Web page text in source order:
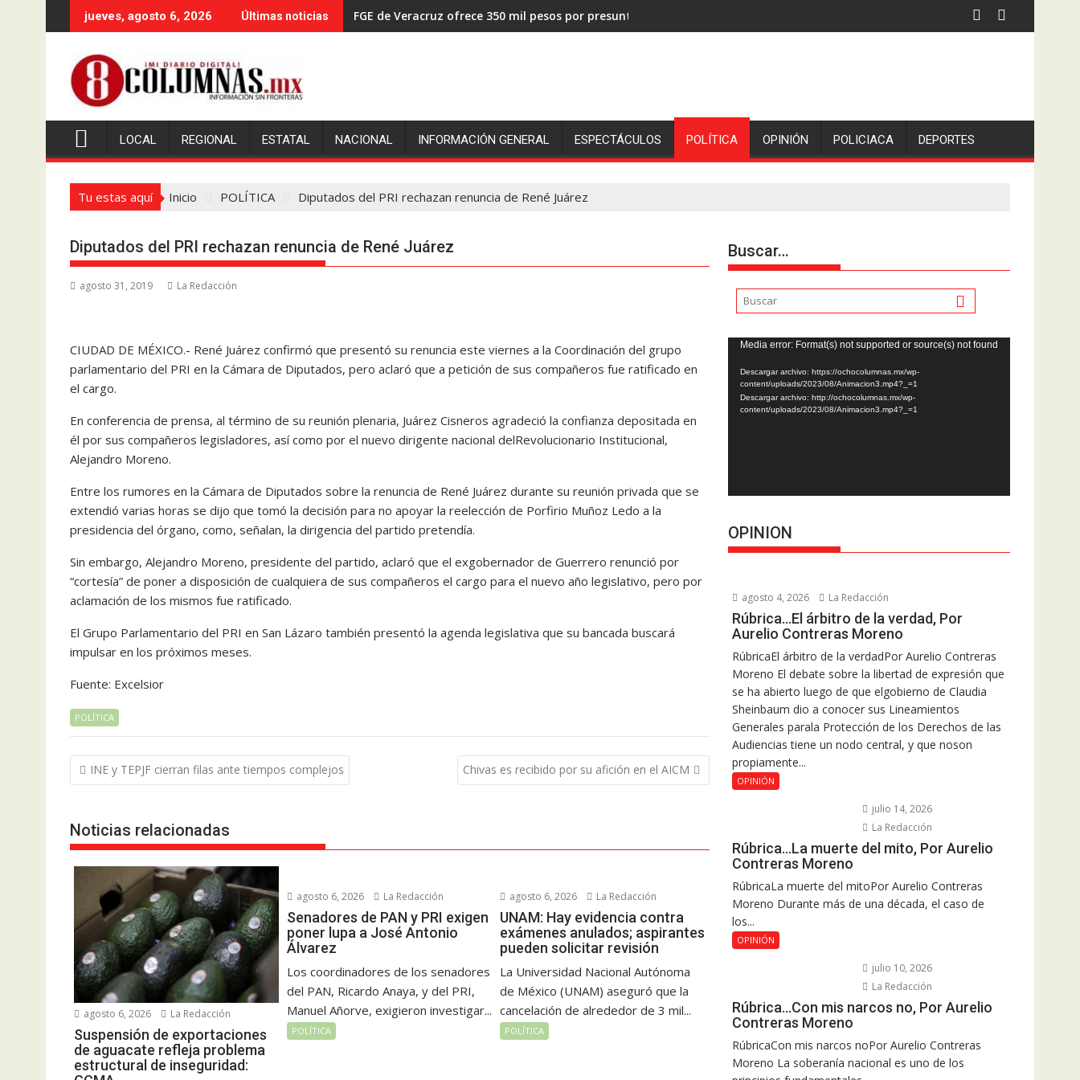
al
jueves, agosto 6, 2026 Últimas noticias FGE de Veracruz ofrece 350 mil pesos por presuntos asesinos de la comunicadora Avisack Douglas.
LOCAL REGIONAL ESTATAL NACIONAL INFORMACIÓN GENERAL ESPECTÁCULOS POLÍTICA OPINIÓN POLICIACA DEPORTES
Tu estas aquí Inicio POLÍTICA Diputados del PRI rechazan renuncia de René Juárez
Diputados del PRI rechazan renuncia de René Juárez
agosto 31, 2019 La Redacción
CIUDAD DE MÉXICO.- René Juárez confirmó que presentó su renuncia este viernes a la Coordinación del grupo
parlamentario del PRI en la Cámara de Diputados, pero aclaró que a petición de sus compañeros fue ratificado en
el cargo.
En conferencia de prensa, al término de su reunión plenaria, Juárez Cisneros agradeció la confianza depositada en
él por sus compañeros legisladores, así como por el nuevo dirigente nacional delRevolucionario Institucional,
Alejandro Moreno.
Entre los rumores en la Cámara de Diputados sobre la renuncia de René Juárez durante su reunión privada que se
extendió varias horas se dijo que tomó la decisión para no apoyar la reelección de Porfirio Muñoz Ledo a la
presidencia del órgano, como, señalan, la dirigencia del partido pretendía.
Sin embargo, Alejandro Moreno, presidente del partido, aclaró que el exgobernador de Guerrero renunció por
“cortesía” de poner a disposición de cualquiera de sus compañeros el cargo para el nuevo año legislativo, pero por
aclamación de los mismos fue ratificado.
El Grupo Parlamentario del PRI en San Lázaro también presentó la agenda legislativa que su bancada buscará
impulsar en los próximos meses.
Fuente: Excelsior
POLÍTICA
Navegación
de
INE y TEPJF cierran filas ante tiempos complejos Chivas es recibido por su afición en el AICM
Noticias relacionadas
agosto 6, 2026 La Redacción
Suspensión de exportaciones
de aguacate refleja problema
estructural de inseguridad:
agosto 6, 2026 La Redacción
Senadores de PAN y PRI exigen
poner lupa a José Antonio
Álvarez
Los coordinadores de los senadores
del PAN, Ricardo Anaya, y del PRI,
Manuel Añorve, exigieron investigar...
POLÍTICA
agosto 6, 2026 La Redacción
UNAM: Hay evidencia contra
exámenes anulados; aspirantes
pueden solicitar revisión
La Universidad Nacional Autónoma
de México (UNAM) aseguró que la
cancelación de alrededor de 3 mil...
POLÍTICA
Buscar…
Reproductor
de
vídeo
Media error: Format(s) not supported or source(s) not found
Descargar archivo: https://ochocolumnas.mx/wp-
content/uploads/2023/08/Animacion3.mp4?_=1
Descargar archivo: http://ochocolumnas.mx/wp-
content/uploads/2023/08/Animacion3.mp4?_=1
OPINION
agosto 4, 2026 La Redacción
Rúbrica…El árbitro de la verdad, Por
Aurelio Contreras Moreno
RúbricaEl árbitro de la verdadPor Aurelio Contreras
Moreno El debate sobre la libertad de expresión que
se ha abierto luego de que elgobierno de Claudia
Sheinbaum dio a conocer sus Lineamientos
Generales parala Protección de los Derechos de las
Audiencias tiene un nodo central, y que noson
propiamente...
OPINIÓN
julio 14, 2026
La Redacción
Rúbrica…La muerte del mito, Por Aurelio
Contreras Moreno
RúbricaLa muerte del mitoPor Aurelio Contreras
Moreno Durante más de una década, el caso de
los...
OPINIÓN
julio 10, 2026
La Redacción
Rúbrica…Con mis narcos no, Por Aurelio
Contreras Moreno
RúbricaCon mis narcos noPor Aurelio Contreras
Moreno La soberanía nacional es uno de los